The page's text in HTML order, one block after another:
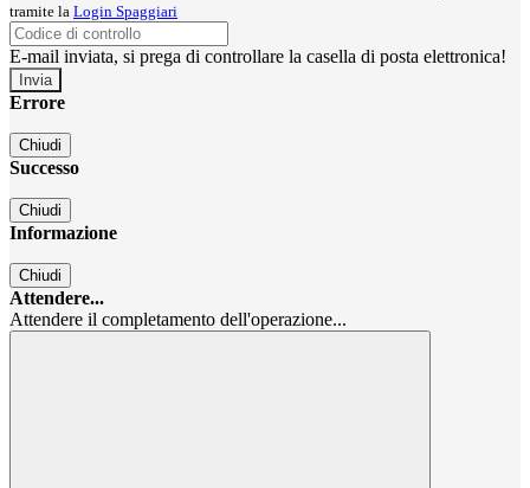
tramite la Login Spaggiari
E-mail inviata, si prega di controllare la casella di posta elettronica!
Errore
Chiudi
Successo
Chiudi
Informazione
Chiudi
Attendere...
Attendere il completamento dell'operazione...